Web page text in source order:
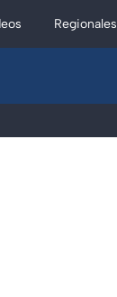
Regionales